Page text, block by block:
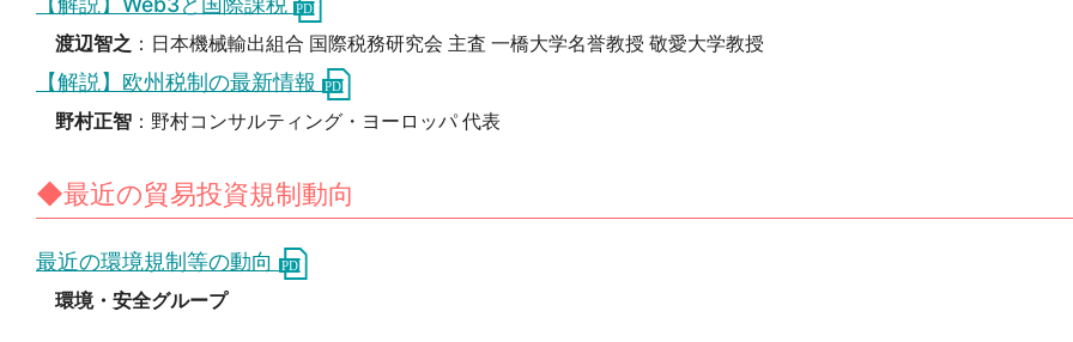
渡辺智之 ：日本機械輸出組合 国際税務研究会 主査 一橋大学名誉教授 敬愛大学教授
【解説】欧州税制の最新情報
野村正智 ：野村コンサルティング・ヨーロッパ 代表
◆最近の貿易投資規制動向
最近の環境規制等の動向
環境・安全グループ